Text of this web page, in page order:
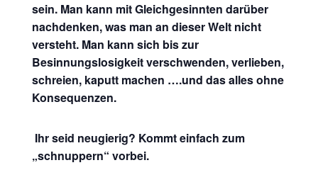
sein. Man kann mit Gleichgesinnten darüber
nachdenken, was man an dieser Welt nicht
versteht. Man kann sich bis zur
Besinnungslosigkeit verschwenden, verlieben,
schreien, kaputt machen ….und das alles ohne
Konsequenzen.
Ihr seid neugierig? Kommt einfach zum
„schnuppern“ vorbei.